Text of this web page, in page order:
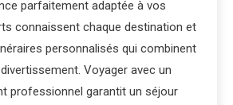
parfaitement adaptée à vos
connaissent chaque destination et
personnalisés qui combinent
Voyager avec un
professionnel garantit un séjour